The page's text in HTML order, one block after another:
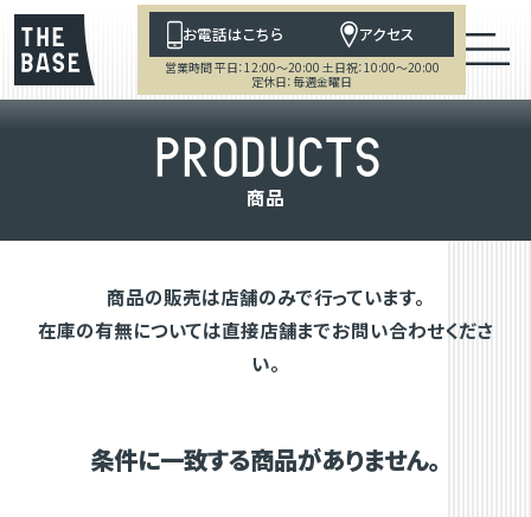
お電話はこちら アクセス
営業時間 平日：12:00～20:00 土日祝：10:00～20:00
定休日：毎週金曜日
PRODUCTS
商品
商品の販売は店舗のみで行っています。
在庫の有無については直接店舗までお問い合わせくださ
い。
条件に一致する商品がありません。